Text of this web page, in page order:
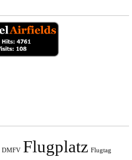
DMFV Flugplatz Flugtag